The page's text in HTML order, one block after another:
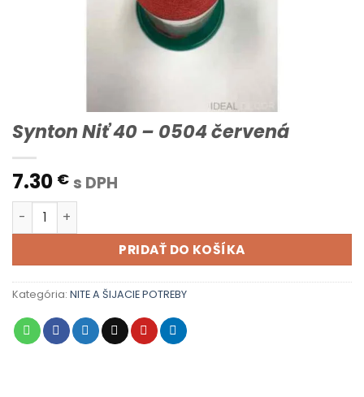
Synton Niť 40 – 0504 červená
7.30 € s DPH
množstvo Synton Niť 40 - 0504 červená
PRIDAŤ DO KOŠÍKA
Kategória: NITE A ŠIJACIE POTREBY